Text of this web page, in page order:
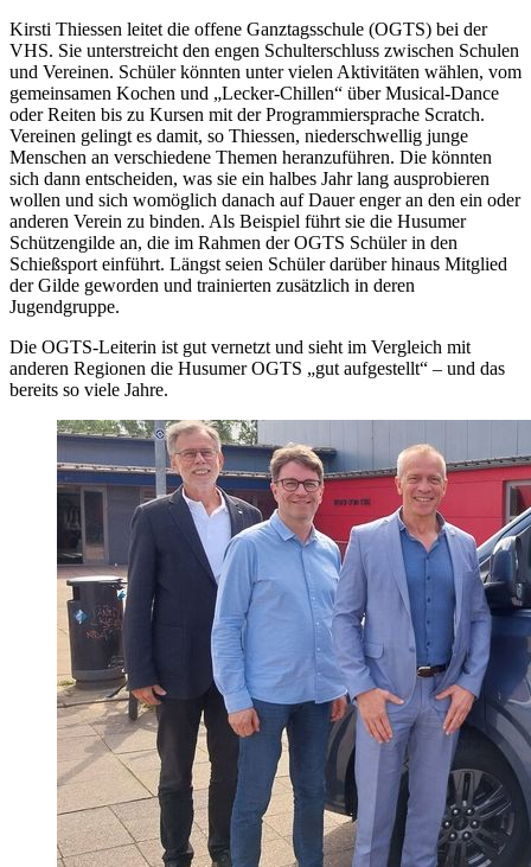
Kirsti Thiessen leitet die offene Ganztagsschule (OGTS) bei der
VHS. Sie unterstreicht den engen Schulterschluss zwischen Schulen
und Vereinen. Schüler könnten unter vielen Aktivitäten wählen, vom
gemeinsamen Kochen und „Lecker-Chillen“ über Musical-Dance
oder Reiten bis zu Kursen mit der Programmiersprache Scratch.
Vereinen gelingt es damit, so Thiessen, niederschwellig junge
Menschen an verschiedene Themen heranzuführen. Die könnten
sich dann entscheiden, was sie ein halbes Jahr lang ausprobieren
wollen und sich womöglich danach auf Dauer enger an den ein oder
anderen Verein zu binden. Als Beispiel führt sie die Husumer
Schützengilde an, die im Rahmen der OGTS Schüler in den
Schießsport einführt. Längst seien Schüler darüber hinaus Mitglied
der Gilde geworden und trainierten zusätzlich in deren
Jugendgruppe.
Die OGTS-Leiterin ist gut vernetzt und sieht im Vergleich mit
anderen Regionen die Husumer OGTS „gut aufgestellt“ – und das
bereits so viele Jahre.